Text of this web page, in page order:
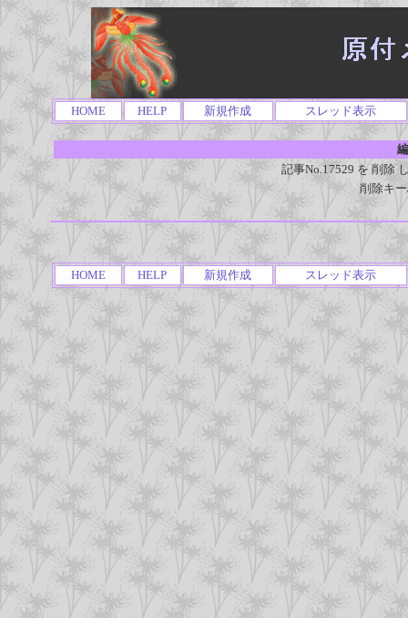
HOME HELP 新規作成 スレッド表示
記事No.17529 を 削除
削除キ
HOME HELP 新規作成 スレッド表示